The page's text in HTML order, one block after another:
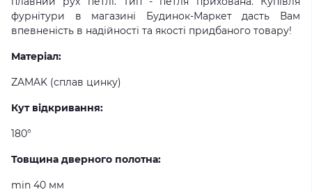
фурнітури в магазині Будинок-Маркет дасть Вам
впевненість в надійності та якості придбаного товару!
Матеріал:
ZAMAK (сплав цинку)
Кут відкривання:
180°
Товщина дверного полотна:
min 40 мм